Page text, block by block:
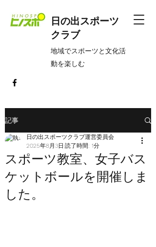
日の出スポーツ
クラブ
​地域でスポーツと文化活
動を楽しむ
記事
スポーツ教室、女子バス
ケットボールを開催しま
した。
日の出スポーツクラブ運営委員会
2025年8月3日 読了時間: 1分